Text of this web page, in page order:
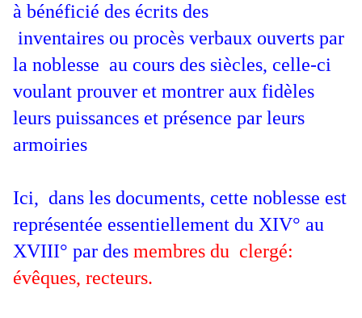
à bénéficié des écrits des
inventaires ou procès verbaux ouverts par
la noblesse au cours des siècles, celle-ci
voulant prouver et montrer aux fidèles
leurs puissances et présence par leurs
armoiries
Ici, dans les documents, cette noblesse est
représentée essentiellement du XIV° au
XVIII° par des membres du clergé:
évêques, recteurs.